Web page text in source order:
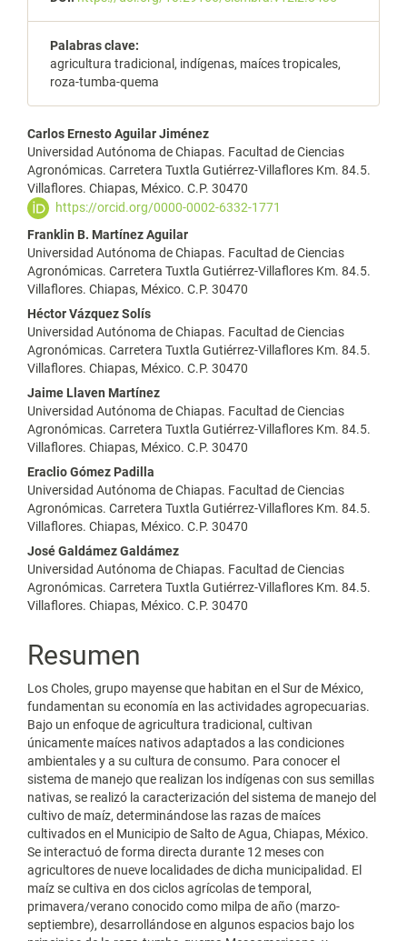
Palabras clave:
agricultura tradicional, indígenas, maíces tropicales,
roza-tumba-quema
Contenido
principal
del
artículo
Carlos Ernesto Aguilar Jiménez
Universidad Autónoma de Chiapas. Facultad de Ciencias
Agronómicas. Carretera Tuxtla Gutiérrez-Villaflores Km. 84.5.
Villaflores. Chiapas, México. C.P. 30470
https://orcid.org/0000-0002-6332-1771
Franklin B. Martínez Aguilar
Universidad Autónoma de Chiapas. Facultad de Ciencias
Agronómicas. Carretera Tuxtla Gutiérrez-Villaflores Km. 84.5.
Villaflores. Chiapas, México. C.P. 30470
Héctor Vázquez Solís
Universidad Autónoma de Chiapas. Facultad de Ciencias
Agronómicas. Carretera Tuxtla Gutiérrez-Villaflores Km. 84.5.
Villaflores. Chiapas, México. C.P. 30470
Jaime Llaven Martínez
Universidad Autónoma de Chiapas. Facultad de Ciencias
Agronómicas. Carretera Tuxtla Gutiérrez-Villaflores Km. 84.5.
Villaflores. Chiapas, México. C.P. 30470
Eraclio Gómez Padilla
Universidad Autónoma de Chiapas. Facultad de Ciencias
Agronómicas. Carretera Tuxtla Gutiérrez-Villaflores Km. 84.5.
Villaflores. Chiapas, México. C.P. 30470
José Galdámez Galdámez
Universidad Autónoma de Chiapas. Facultad de Ciencias
Agronómicas. Carretera Tuxtla Gutiérrez-Villaflores Km. 84.5.
Villaflores. Chiapas, México. C.P. 30470
Resumen
Los Choles, grupo mayense que habitan en el Sur de México,
fundamentan su economía en las actividades agropecuarias.
Bajo un enfoque de agricultura tradicional, cultivan
únicamente maíces nativos adaptados a las condiciones
ambientales y a su cultura de consumo. Para conocer el
sistema de manejo que realizan los indígenas con sus semillas
nativas, se realizó la caracterización del sistema de manejo del
cultivo de maíz, determinándose las razas de maíces
cultivados en el Municipio de Salto de Agua, Chiapas, México.
Se interactuó de forma directa durante 12 meses con
agricultores de nueve localidades de dicha municipalidad. El
maíz se cultiva en dos ciclos agrícolas de temporal,
primavera/verano conocido como milpa de año (marzo-
septiembre), desarrollándose en algunos espacios bajo los